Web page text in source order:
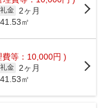
礼金
2ヶ月
㎡
費等：10,000円 )
礼金
2ヶ月
㎡